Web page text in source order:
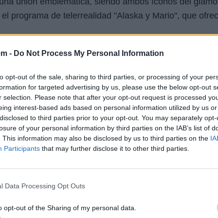
- Do Not Process My Personal Information
opt-out of the sale, sharing to third parties, or processing of your
for targeted advertising by us, please use the below opt-out
selection. Please note that after your opt-out request is processed
interest-based ads based on personal information utilized by us
to third parties prior to your opt-out. You may separately
of your personal information by third parties on the IAB’s list of
This information may also be disclosed by us to third parties on the
Participants that may further disclose it to other third parties.
Data Processing Opt Outs
opt-out of the Sharing of my personal data.
programa de telerrealidad "Alaska y Mario", que
popular y musical es innegable. A lo largo de las
en un ícono atemporal. Su estilo, tanto
siendo una referencia en la industria del
de Luxe hasta su consagración como reina del
historia de la música y la cultura iberoamericana. Su
la coloca en una categoría única, siempre
Letra Ni tú ni nadie